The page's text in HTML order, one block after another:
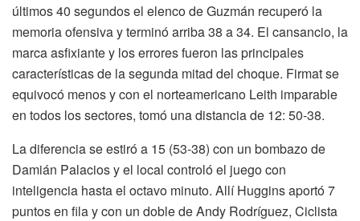
últimos 40 segundos el elenco de Guzmán recuperó la
memoria ofensiva y terminó arriba 38 a 34. El cansancio, la
marca asfixiante y los errores fueron las principales
características de la segunda mitad del choque. Firmat se
equivocó menos y con el norteamericano Leith imparable
en todos los sectores, tomó una distancia de 12: 50-38.
La diferencia se estiró a 15 (53-38) con un bombazo de
Damián Palacios y el local controló el juego con
inteligencia hasta el octavo minuto. Allí Huggins aportó 7
puntos en fila y con un doble de Andy Rodríguez, Ciclista